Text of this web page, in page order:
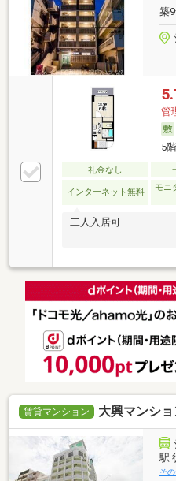
築
管
5
礼金なし
インターネット無料
モニ
二人入居可
賃貸マンション 大興マンショ
駅
そ